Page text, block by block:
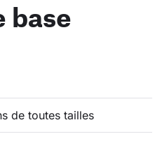
base
de toutes tailles